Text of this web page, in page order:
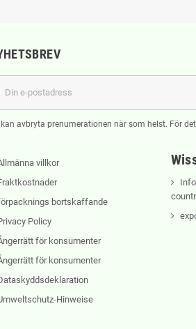
kan avbryta prenumerationen när som helst. För
villkor
bortskaffande
Policy
för konsumenter
för konsumenter
Hinweise